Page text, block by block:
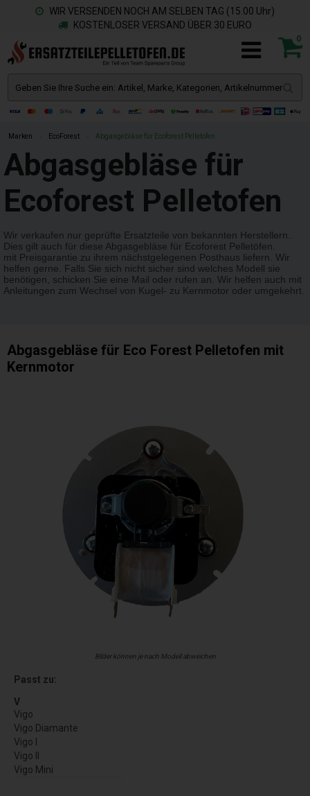
WIR VERSENDEN NOCH AM SELBEN TAG (15.00 Uhr)
KOSTENLOSER VERSAND ÜBER 30 EURO
0
Marken EcoForest Abgasgebläse für Ecoforest Pelletofen
Abgasgebläse für
Ecoforest Pelletofen
Wir verkaufen nur geprüfte Ersatzteile von bekannten Herstellern..
Dies gilt auch für diese Abgasgebläse für Ecoforest Pelletöfen.
mit Preisgarantie zu ihrem nächstgelegenen Posthaus liefern. Wir
helfen gerne. Falls Sie sich nicht sicher sind welches Modell sie
benötigen, schicken Sie eine Mail oder rufen an. Wir helfen auch mit
Anleitungen zum Wechsel von Kugel- zu Kernmotor oder umgekehrt.
Abgasgebläse für Eco Forest Pelletofen mit
Kernmotor
Bilder können je nach Modell abweichen
Passt zu:
V
Vigo
Vigo Diamante
Vigo I
Vigo II
Vigo Mini